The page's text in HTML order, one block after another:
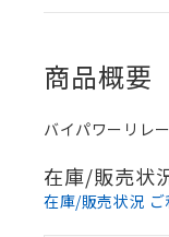
商品概要
バイパワーリレ
在庫/販売状
在庫/販売状況 ご